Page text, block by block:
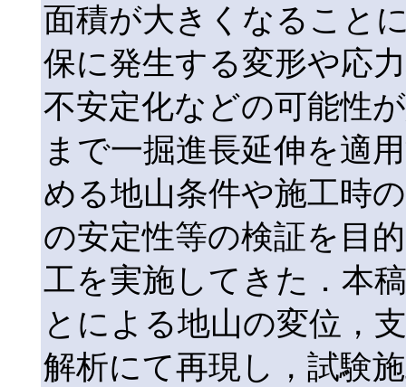
面積が大きくなること
保に発生する変形や応
不安定化などの可能性
まで一掘進長延伸を適
める地山条件や施工時
の安定性等の検証を目
工を実施してきた．本
とによる地山の変位，
解析にて再現し，試験